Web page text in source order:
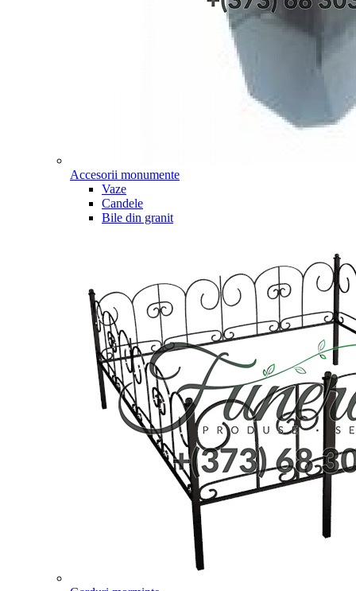
Accesorii monumente
Vaze
Candele
Bile din granit